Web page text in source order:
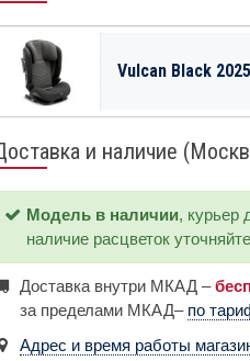
Vulcan Black 2025
и наличие
Модель в наличии, курьер
наличие расцветок
Доставка внутри МКАД –
за пределами МКАД– по
Адрес и время работы